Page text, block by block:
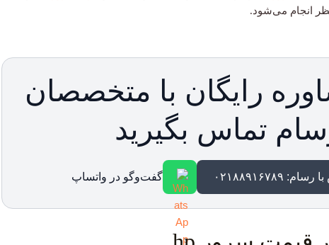
انجام می‌شود.
رایگان با متخصصان
تماس بگیرید
۰۲۱۸۸۹۱۶۷۸۹ گفت‌وگو در واتساپ